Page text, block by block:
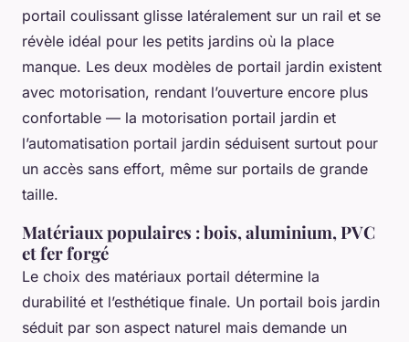
portail coulissant glisse latéralement sur un rail et se
révèle idéal pour les petits jardins où la place
manque. Les deux modèles de portail jardin existent
avec motorisation, rendant l’ouverture encore plus
confortable — la motorisation portail jardin et
l’automatisation portail jardin séduisent surtout pour
un accès sans effort, même sur portails de grande
taille.
Matériaux populaires : bois, aluminium, PVC
et fer forgé
Le choix des matériaux portail détermine la
durabilité et l’esthétique finale. Un portail bois jardin
séduit par son aspect naturel mais demande un